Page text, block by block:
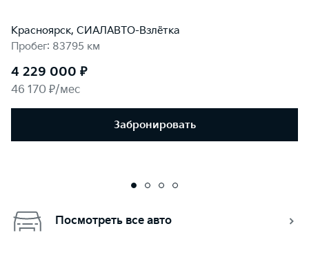
Красноярск, СИАЛАВТО-Взлётка
Пробег: 83795 км
4 229 000 ₽
46 170 ₽/мес
Забронировать
Посмотреть все авто